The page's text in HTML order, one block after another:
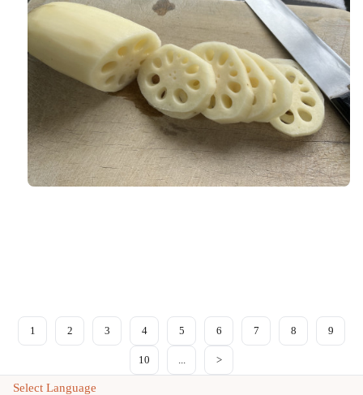
1 2 3 4 5 6 7 8 9
10 ... >
Select Language